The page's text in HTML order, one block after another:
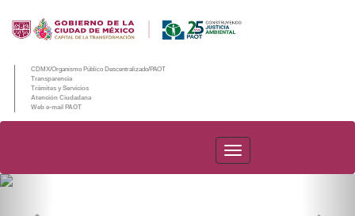
CDMX/Organismo Público Descentralizado/PAOT
Transparencia
Trámites y Servicios
Atención Ciudadana
Web e-mail PAOT
PAOT